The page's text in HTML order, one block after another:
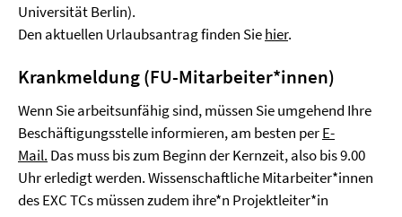
Universität Berlin).
Den aktuellen Urlaubsantrag finden Siehier.
Krankmeldung (FU-Mitarbeiter*innen)
Wenn Sie arbeitsunfähig sind, müssen Sie umgehend Ihre
Beschäftigungsstelle informieren, am besten perE-
Mail. Das muss bis zum Beginn der Kernzeit, also bis 9.00
Uhr erledigt werden. Wissenschaftliche Mitarbeiter*innen
des EXC TCs müssen zudem ihre*n Projektleiter*in